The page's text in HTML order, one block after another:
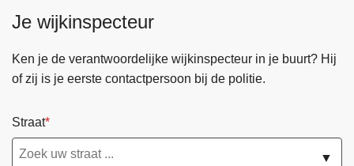
Je wijkinspecteur
Ken je de verantwoordelijke wijkinspecteur in je buurt? Hij
of zij is je eerste contactpersoon bij de politie.
Straat
▼